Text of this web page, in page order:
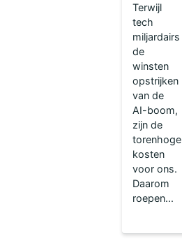
Terwijl
tech
miljardairs
de
winsten
opstrijken
van de
AI-boom,
zijn de
torenhoge
kosten
voor ons.
Daarom
roepen...